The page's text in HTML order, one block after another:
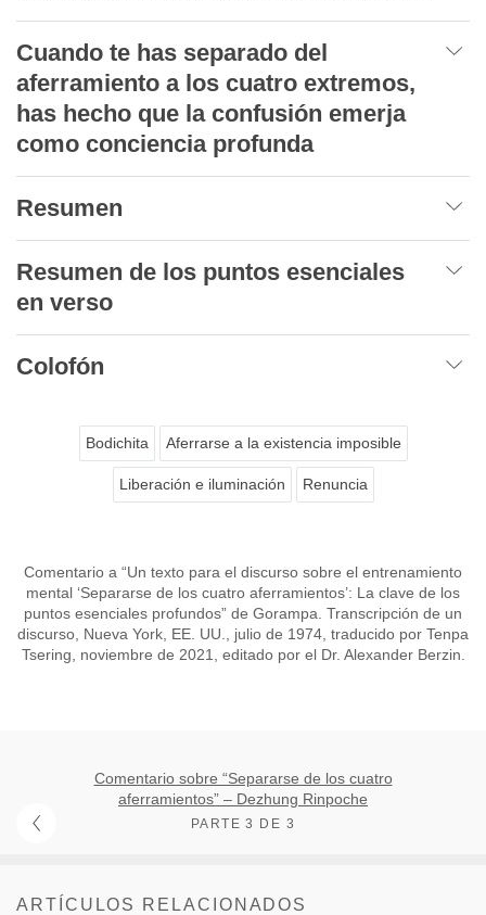
Cuando te has separado del
aferramiento a los cuatro extremos,
has hecho que la confusión emerja
como conciencia profunda
Resumen
Resumen de los puntos esenciales
en verso
Colofón
Bodichita Aferrarse a la existencia imposible
Liberación e iluminación Renuncia
Comentario a “Un texto para el discurso sobre el entrenamiento
mental ‘Separarse de los cuatro aferramientos’: La clave de los
puntos esenciales profundos” de Gorampa. Transcripción de un
discurso, Nueva York, EE. UU., julio de 1974, traducido por Tenpa
Tsering, noviembre de 2021, editado por el Dr. Alexander Berzin.
Comentario sobre “Separarse de los cuatro
aferramientos” – Dezhung Rinpoche
PARTE 3 DE 3
ARTÍCULOS RELACIONADOS